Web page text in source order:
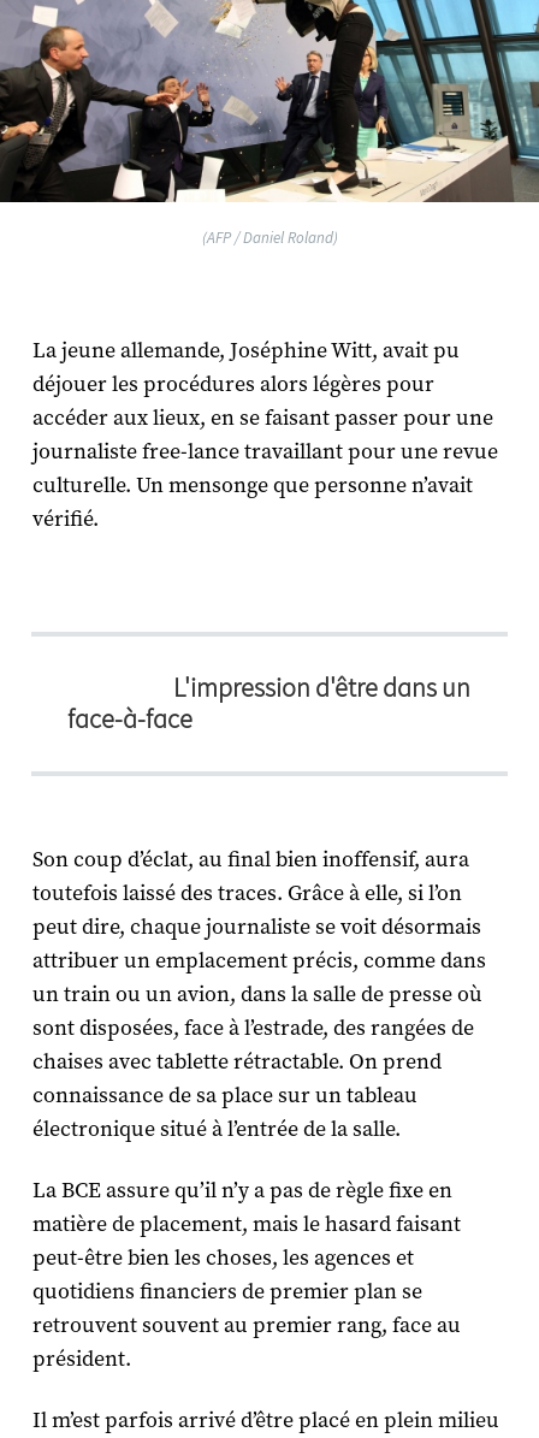
(AFP / Daniel Roland)
La jeune allemande, Joséphine Witt, avait pu
déjouer les procédures alors légères pour
accéder aux lieux, en se faisant passer pour une
journaliste free-lance travaillant pour une revue
culturelle. Un mensonge que personne n’avait
vérifié.
L'impression d'être dans un
face-à-face
Son coup d’éclat, au final bien inoffensif, aura
toutefois laissé des traces. Grâce à elle, si l’on
peut dire, chaque journaliste se voit désormais
attribuer un emplacement précis, comme dans
un train ou un avion, dans la salle de presse où
sont disposées, face à l’estrade, des rangées de
chaises avec tablette rétractable. On prend
connaissance de sa place sur un tableau
électronique situé à l’entrée de la salle.
La BCE assure qu’il n’y a pas de règle fixe en
matière de placement, mais le hasard faisant
peut-être bien les choses, les agences et
quotidiens financiers de premier plan se
retrouvent souvent au premier rang, face au
président.
Il m’est parfois arrivé d’être placé en plein milieu